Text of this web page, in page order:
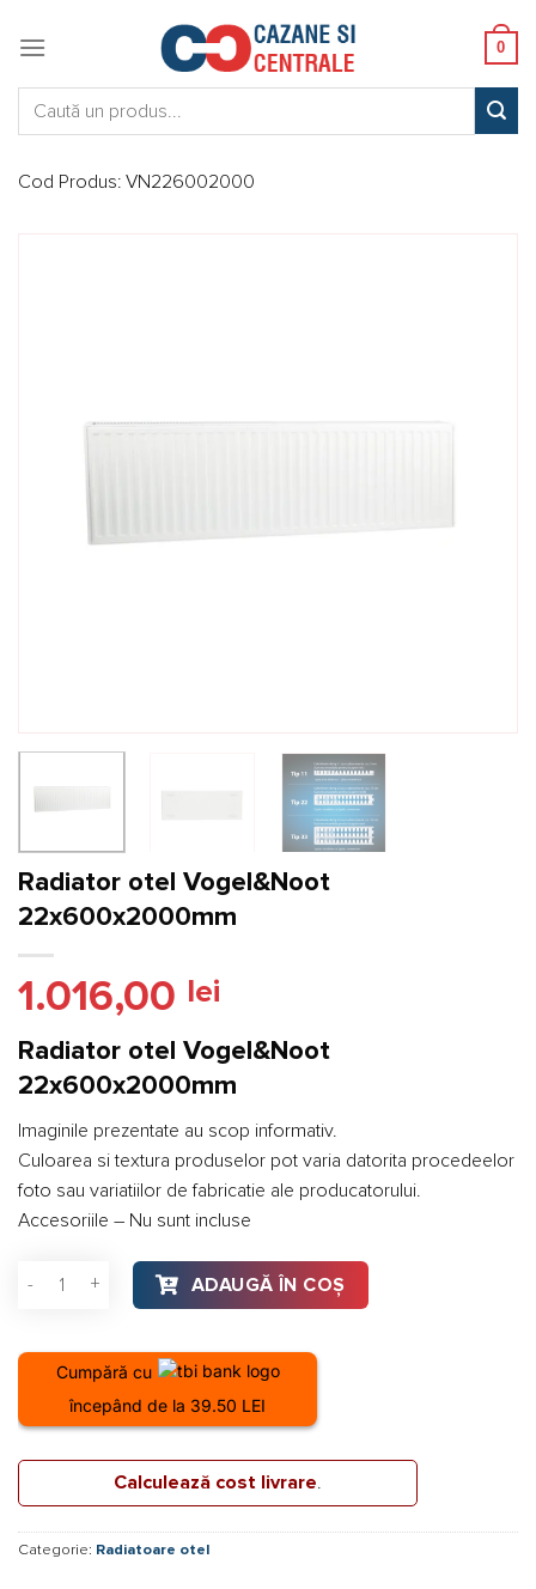
0
Cod Produs: VN226002000
Radiator otel Vogel&Noot
22x600x2000mm
1.016,00 lei
Radiator otel Vogel&Noot
22x600x2000mm
Imaginile prezentate au scop informativ.
Culoarea si textura produselor pot varia datorita procedeelor
foto sau variatiilor de fabricatie ale producatorului.
Accesoriile – Nu sunt incluse
Cantitate Radiator otel Vogel&Noot 22x600x2000mm
ADAUGĂ ÎN COȘ
Cumpără cu
începând de la 39.50 LEI
Calculează cost livrare
Categorie: Radiatoare otel